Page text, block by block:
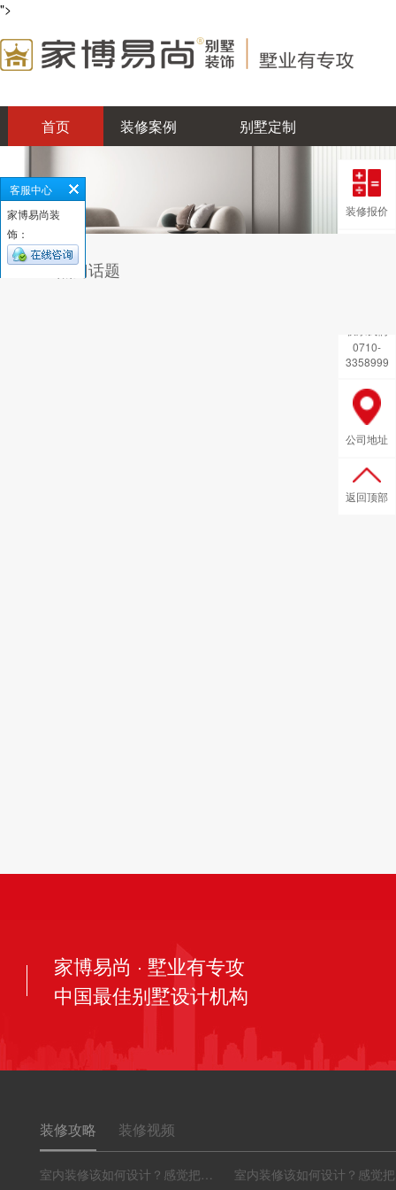
">
首页 装修案例
别墅定制
集团品牌
企业动态 0710-3358999
热门话题
装修报价
0710-
3358999
公司地址
返回顶部
家博易尚 · 墅业有专攻
中国最佳别墅设计机构
装修攻略 装修视频
室内装修该如何设计？感觉把要点学起来吧
客服中心
家博易尚装
饰：